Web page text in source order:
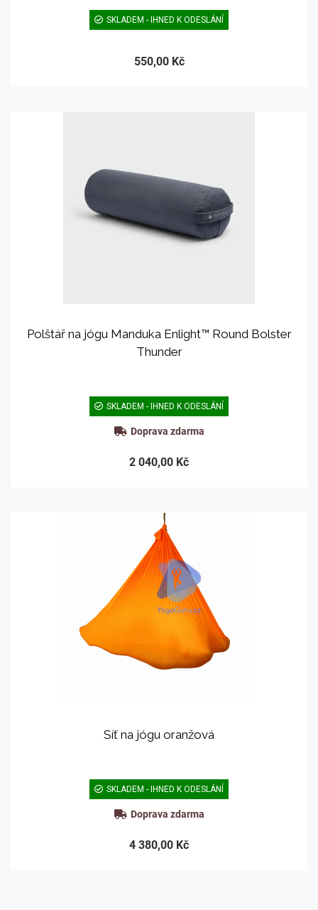
SKLADEM - IHNED K ODESLÁNÍ
550,00 Kč
Polštář na jógu Manduka Enlight™ Round Bolster
Thunder
SKLADEM - IHNED K ODESLÁNÍ
Doprava zdarma
2 040,00 Kč
Síť na jógu oranžová
SKLADEM - IHNED K ODESLÁNÍ
Doprava zdarma
4 380,00 Kč